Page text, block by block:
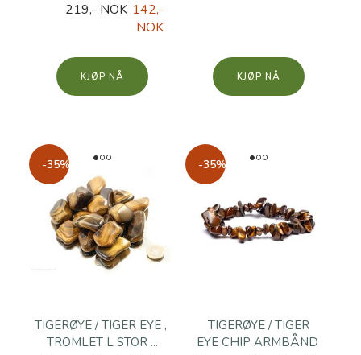
219,- NOK 142,-
NOK
KJØP KJØP
-35%
TIGERØYE / TIGER EYE ,
TROMLET L STOR ...
-35%
TIGERØYE / TIGER
EYE CHIP ARMBÅND